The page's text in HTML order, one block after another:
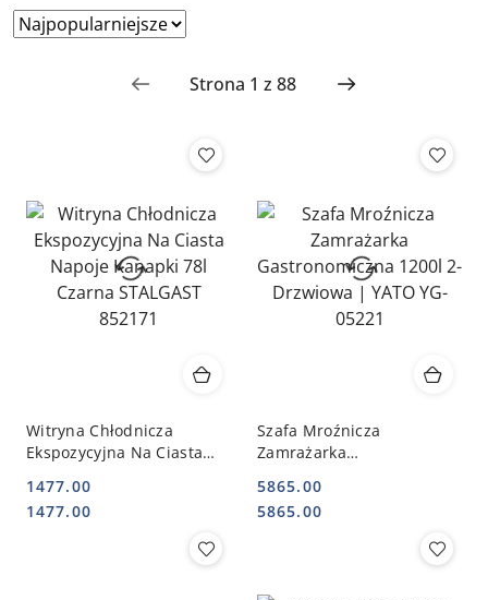
Zastosowano sortowanie: Najpopularniejsze.
Sortuj
według
Witryna Chłodnicza
Ekspozycyjna Na Ciasta
STALGAST 852171
Cena:
1477.00
Cena:
1477.00
Szafa Mroźnicza
Zamrażarka
Drzwiowa | YATO YG-
05221
Cena:
5865.00
Cena:
5865.00